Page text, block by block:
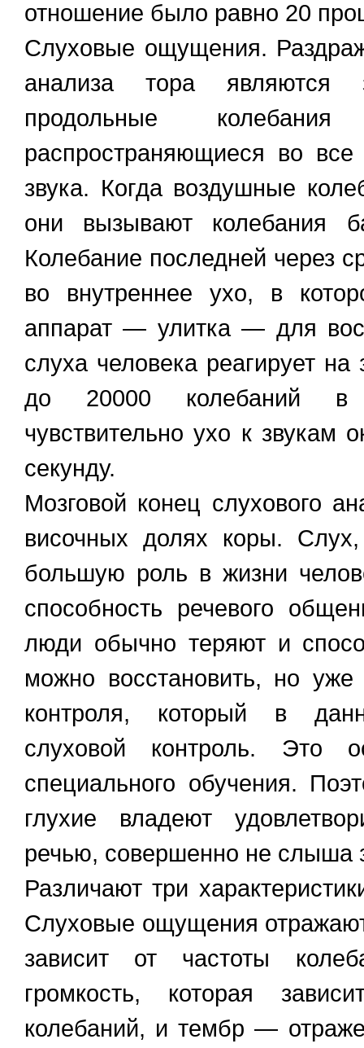
отношение было равно 20
Слуховые ощущения.
анализа тора
продольные
распространяющиеся во все
звука. Когда воздушные
они вызывают колебания
Колебание последней через
во внутреннее ухо, в
аппарат — улитка — для
слуха человека реагирует
до 20000 колебаний в
чувствительно ухо к звукам
секунду.
Мозговой конец слухового
височных долях коры.
большую роль в жизни
способность речевого
люди обычно теряют и
можно восстановить, но
контроля, который в
слуховой контроль. Это
специального обучения.
глухие владеют
речью, совершенно не слыша
Различают три
Слуховые ощущения
зависит от частоты
громкость, которая
колебаний, и тембр —